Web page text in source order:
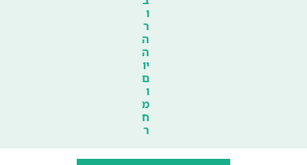
ו
ר
ה
ה
יו
ם
ו
מ
ח
ר